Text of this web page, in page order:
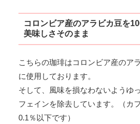
コロンビア産のアラビカ豆を
美味しさそのまま
こちらの珈琲はコロンビア産のア
に使用しております。
そして、風味を損なわないようゆ
フェインを除去しています。（カ
0.1％以下です）